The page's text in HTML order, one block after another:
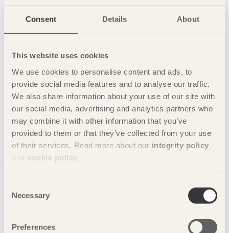
Consent Details About
This website uses cookies
We use cookies to personalise content and ads, to
provide social media features and to analyse our traffic.
We also share information about your use of our site with
our social media, advertising and analytics partners who
may combine it with other information that you’ve
provided to them or that they’ve collected from your use
of their services. Read more about our integrity policy
and cookie policy
Selection
Necessary
Preferences
Johan Fröbel, chef teknik och distribution, Svenskt Trä
Tel 070-289 79 68 ,johan.frobel@svenskttra.se
Presskontakt:
Camilla Carlsson, kommunikationsansvarig, Svenskt Trä
Tel 072-702 79 65, camilla.carlsson@svenskttra.se
Nyckelord
Brandsäkert träbyggande